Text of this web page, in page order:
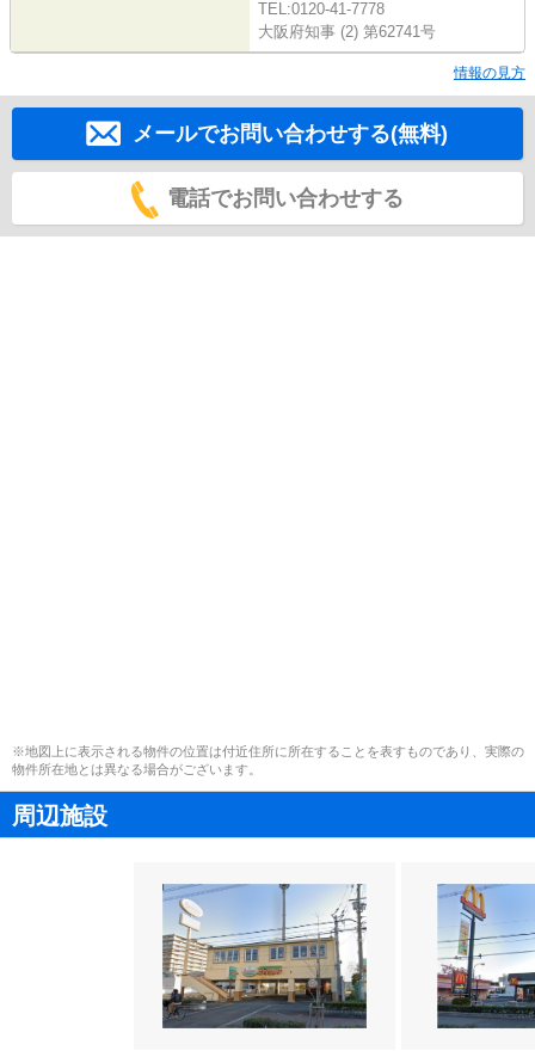
TEL:0120-41-7778
大阪府知事 (2) 第62741号
情報の見方
メールでお問い合わせする(無料)
電話でお問い合わせする
※地図上に表示される物件の位置は付近住所に所在することを表すものであり、実際の
物件所在地とは異なる場合がございます。
周辺施設